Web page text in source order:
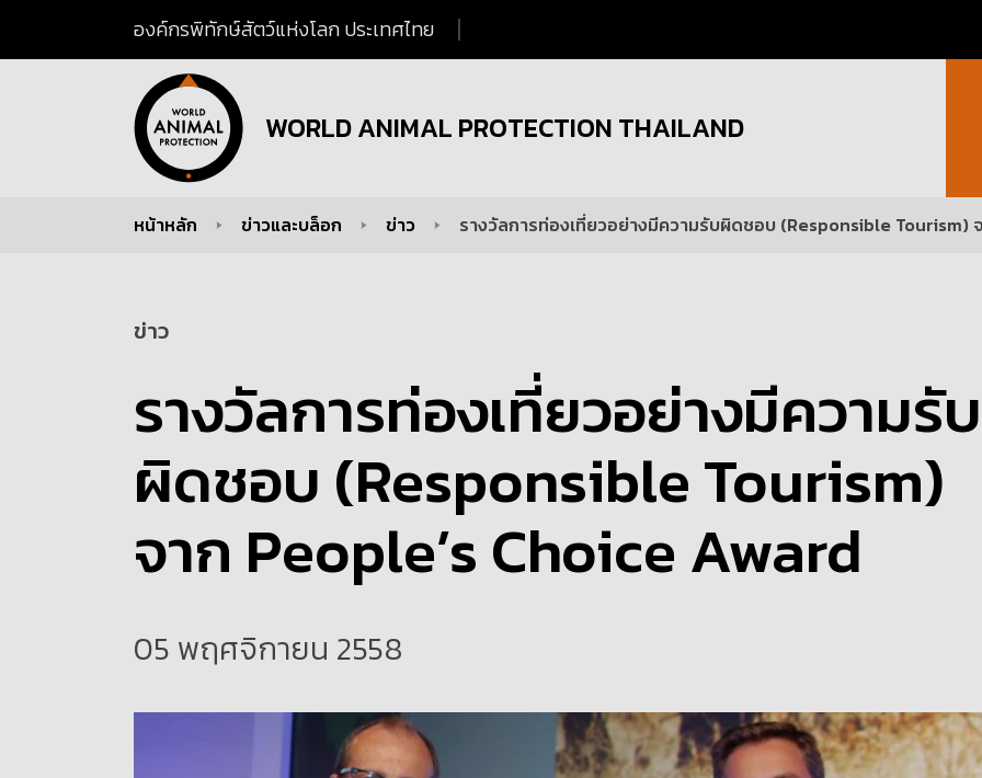
องค์กรพิทักษ์สัตว์แห่งโลก ประเทศไทย
WORLD ANIMAL PROTECTION THAILAND
You are here:หน้าหลัก ข่าวและบล็อก ข่าว รางวัลการท่องเที่ยวอย่างมีความรับผิดชอบ (Responsible Tourism)
รางวัลการท่องเที่ยวอย่างมีความรับ
ผิดชอบ (Responsible Tourism)
จาก People’s Choice Award
ข่าว
05 พฤศจิกายน 2558